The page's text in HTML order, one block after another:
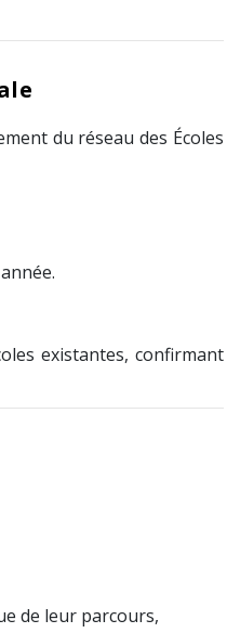
du réseau des Écoles
existantes, confirmant
de leur parcours,